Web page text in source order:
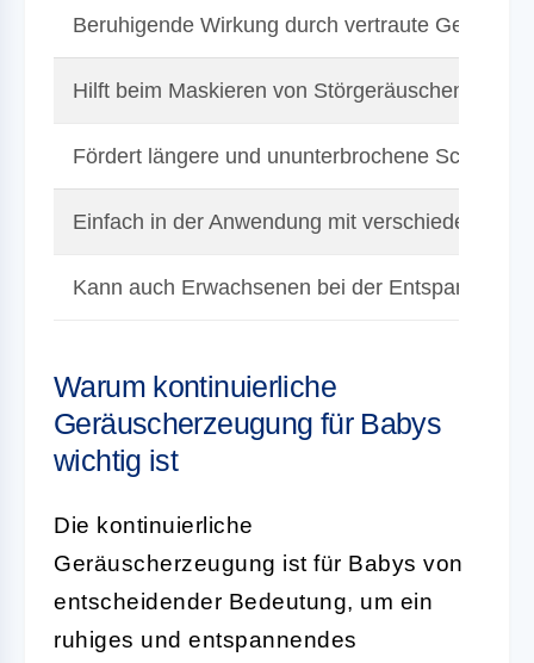
Beruhigende Wirkung durch vertraute
Hilft beim Maskieren von Störgeräuschen
Fördert längere und ununterbrochene
Einfach in der Anwendung mit verschiedenen
Kann auch Erwachsenen bei der Entspannung
Warum kontinuierliche
Geräuscherzeugung für Babys
wichtig ist
Die kontinuierliche
Geräuscherzeugung ist für Babys von
entscheidender Bedeutung, um ein
ruhiges und entspannendes